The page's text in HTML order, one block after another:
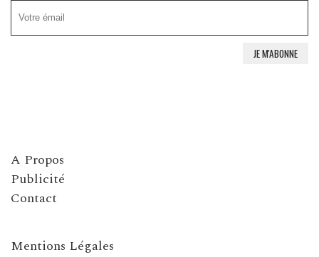
A Propos
Publicité
Contact
Mentions Légales